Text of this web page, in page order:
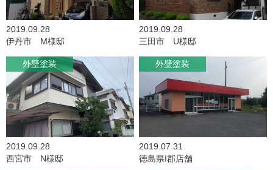
2019.09.28
伊丹市 M様邸
2019.09.28
三田市 U様邸
外壁塗装
2019.09.28
西宮市 N様邸
外壁塗装
2019.07.31
徳島県I郡店舗